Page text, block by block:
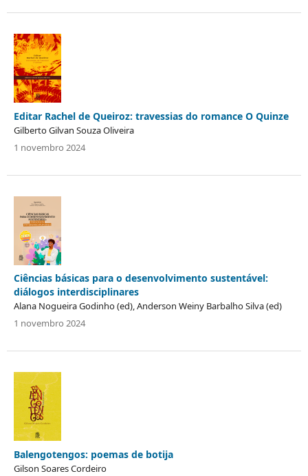
Editar Rachel de Queiroz: travessias do romance O Quinze
Gilberto Gilvan Souza Oliveira
1 novembro 2024
Ciências básicas para o desenvolvimento sustentável:
diálogos interdisciplinares
Alana Nogueira Godinho (ed), Anderson Weiny Barbalho Silva (ed)
1 novembro 2024
Balengotengos: poemas de botija
Gilson Soares Cordeiro